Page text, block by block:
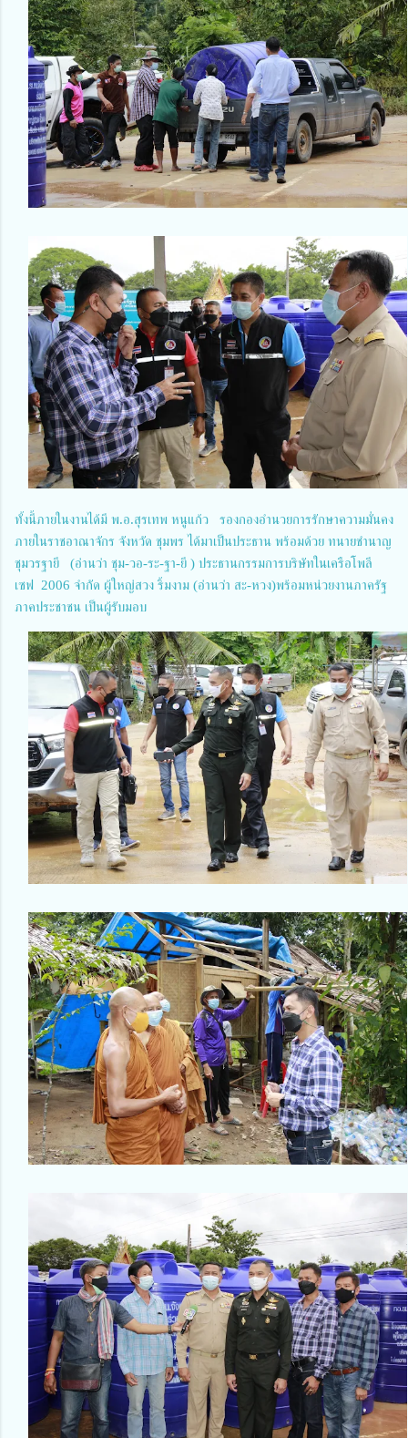
ทั้งนี้ภายในงานได้มี พ.อ.สุรเทพ หนูแก้ว รองกองอำนวยการรักษาความมั่นคง
ภายในราชอาณาจักร จังหวัด ชุมพร ได้มาเป็นประธาน พร้อมด้วย ทนายชำนาญ
ชุมวรฐายี (อ่านว่า ชุม-วอ-ระ-ฐา-ยี ) ประธานกรรมการบริษัทในเครือโพลี
เซฟ 2006 จำกัด ผู้ใหญ่สวง ริ้มงาม (อ่านว่า สะ-หวง)พร้อมหน่วยงานภาครัฐ
ภาคประชาชน เป็นผู้รับมอบ